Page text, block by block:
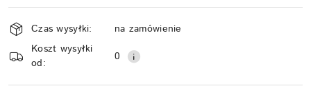
Wyślij
Dostępność
i
dostawa
Czas wysyłki:
na zamówienie
Koszt wysyłki
od:
0